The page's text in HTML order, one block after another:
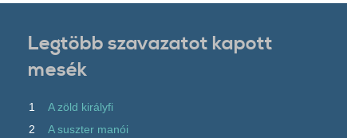
Legtöbb szavazatot kapott
mesék
1
A zöld királyfi
2
A suszter manói